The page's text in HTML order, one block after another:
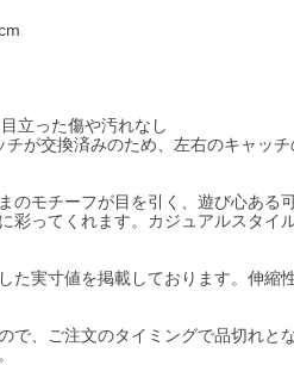
立った傷や汚れなし
が交換済みのため、左右のキャッチ
のモチーフが目を引く、遊び心あ
彩ってくれます。カジュアルスタイ
た実寸値を掲載しております。伸縮
で、ご注文のタイミングで品切れ